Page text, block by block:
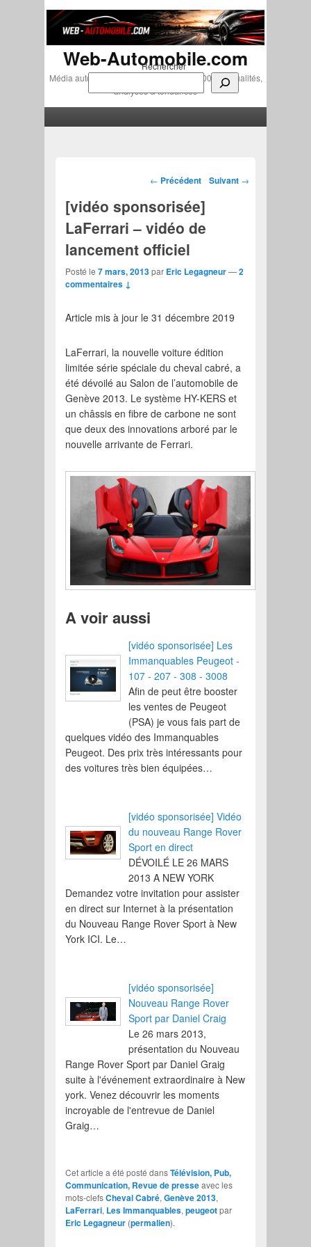
Rechercher
Web-Automobile.com
Média automobile indépendant depuis 2007 • Actualités,
analyses & tendances
Navigation des articles
← Précédent Suivant →
[vidéo sponsorisée]
LaFerrari – vidéo de
lancement officiel
Posté le7 mars, 2013par Eric Legagneur—2
commentaires ↓
Article mis à jour le 31 décembre 2019
LaFerrari, la nouvelle voiture édition
limitée série spéciale du cheval cabré, a
été dévoilé au Salon de l’automobile de
Genève 2013. Le système HY-KERS et
un châssis en fibre de carbone ne sont
que deux des innovations arboré par le
nouvelle arrivante de Ferrari.
A voir aussi
[vidéo sponsorisée] Les
Immanquables Peugeot -
107 - 207 - 308 - 3008
Afin de peut être booster
les ventes de Peugeot
(PSA) je vous fais part de
quelques vidéo des Immanquables
Peugeot. Des prix très intéressants pour
des voitures très bien équipées…
[vidéo sponsorisée] Vidéo
du nouveau Range Rover
Sport en direct
DÉVOILÉ LE 26 MARS
2013 A NEW YORK
Demandez votre invitation pour assister
en direct sur Internet à la présentation
du Nouveau Range Rover Sport à New
York ICI. Le…
[vidéo sponsorisée]
Nouveau Range Rover
Sport par Daniel Craig
Le 26 mars 2013,
présentation du Nouveau
Range Rover Sport par Daniel Graig
suite à l'événement extraordinaire à New
york. Venez découvrir les moments
incroyable de l'entrevue de Daniel
Graig…
Cet article a été posté dansTélévision, Pub,
Communication, Revue de presseavec les
mots-clefsCheval Cabré,Genève 2013,
LaFerrari, Les Immanquables,peugeotpar
Eric Legagneur (permalien).